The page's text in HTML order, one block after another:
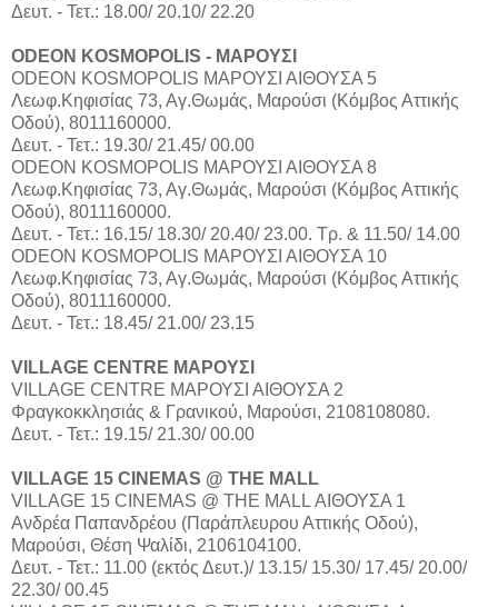
Δευτ. - Τετ.: 18.00/ 20.10/ 22.20
ODEON KOSMOPOLIS - ΜΑΡΟΥΣΙ
ODEON KOSMOPOLIS ΜΑΡΟΥΣΙ ΑΙΘΟΥΣΑ 5
Λεωφ.Κηφισίας 73, Αγ.Θωμάς, Μαρούσι (Κόμβος Αττικής
Οδού), 8011160000.
Δευτ. - Τετ.: 19.30/ 21.45/ 00.00
ODEON KOSMOPOLIS ΜΑΡΟΥΣΙ ΑΙΘΟΥΣΑ 8
Λεωφ.Κηφισίας 73, Αγ.Θωμάς, Μαρούσι (Κόμβος Αττικής
Οδού), 8011160000.
Δευτ. - Τετ.: 16.15/ 18.30/ 20.40/ 23.00. Τρ. & 11.50/ 14.00
ODEON KOSMOPOLIS ΜΑΡΟΥΣΙ ΑΙΘΟΥΣΑ 10
Λεωφ.Κηφισίας 73, Αγ.Θωμάς, Μαρούσι (Κόμβος Αττικής
Οδού), 8011160000.
Δευτ. - Τετ.: 18.45/ 21.00/ 23.15
VILLAGE CENTRE ΜΑΡΟΥΣΙ
VILLAGE CENTRE ΜΑΡΟΥΣΙ ΑΙΘΟΥΣΑ 2
Φραγκοκκλησιάς & Γρανικού, Μαρούσι, 2108108080.
Δευτ. - Τετ.: 19.15/ 21.30/ 00.00
VILLAGE 15 CINEMAS @ THE MALL
VILLAGE 15 CINEMAS @ THE MALL ΑΙΘΟΥΣΑ 1
Aνδρέα Παπανδρέου (Παράπλευρου Αττικής Οδού),
Μαρούσι, Θέση Ψαλίδι, 2106104100.
Δευτ. - Τετ.: 11.00 (εκτός Δευτ.)/ 13.15/ 15.30/ 17.45/ 20.00/
22.30/ 00.45